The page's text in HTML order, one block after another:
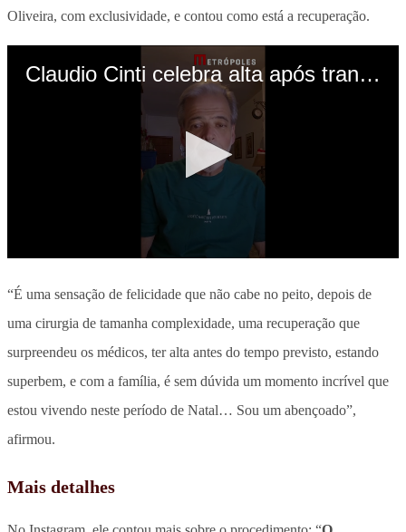
Oliveira, com exclusividade, e contou como está a recuperação.
“É uma sensação de felicidade que não cabe no peito, depois de
uma cirurgia de tamanha complexidade, uma recuperação que
surpreendeu os médicos, ter alta antes do tempo previsto, estando
superbem, e com a família, é sem dúvida um momento incrível que
estou vivendo neste período de Natal… Sou um abençoado”,
afirmou.
Mais detalhes